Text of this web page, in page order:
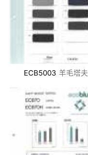
ECB5003 羊毛塔夫